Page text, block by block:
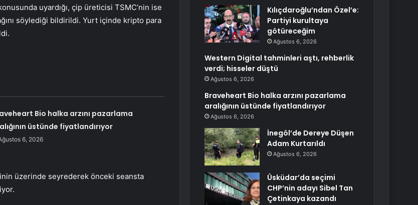
uyardığı, çip üreticisi TSMC’nin ise
söylediği bildirildi. Yurt içinde kripto para
Bio halka arzını pazarlama
üstünde fiyatlandırıyor
6, 2026
üzerinde seyrederek önceki seansta
Kılıçdaroğlu’ndan Özel’e:
Partiyi kurultaya
götüreceğim
Ağustos 6, 2026
Western Digital tahminleri aştı, rehberlik
verdi; hisseler düştü
Ağustos 6, 2026
Braveheart Bio halka arzını pazarlama
aralığının üstünde fiyatlandırıyor
Ağustos 6, 2026
İnegöl’de Dereye Düşen
Adam Kurtarıldı
Ağustos 6, 2026
Üsküdar’da seçimi
CHP’nin adayı Sibel Tan
Çetinkaya kazandı